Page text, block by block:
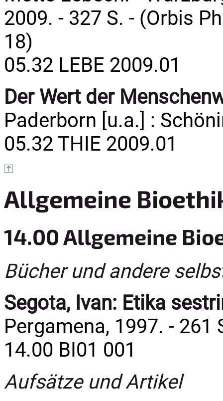
2009. - 327 S. - (Orbis
18)
05.32 LEBE 2009.01
Der Wert der
Paderborn [u.a.] :
05.32 THIE 2009.01
Allgemeine
14.00 Allgemeine
Bücher und andere
Segota, Ivan: Etika
Pergamena, 1997. -
14.00 BI01 001
Aufsätze und Artikel